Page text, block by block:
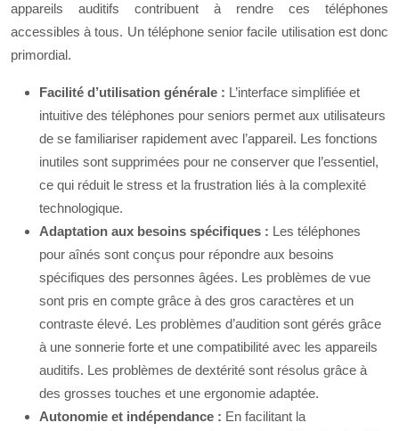
appareils auditifs contribuent à rendre ces téléphones
accessibles à tous. Un téléphone senior facile utilisation est donc
primordial.
Facilité d’utilisation générale : L’interface simplifiée et
intuitive des téléphones pour seniors permet aux utilisateurs
de se familiariser rapidement avec l’appareil. Les fonctions
inutiles sont supprimées pour ne conserver que l’essentiel,
ce qui réduit le stress et la frustration liés à la complexité
technologique.
Adaptation aux besoins spécifiques : Les téléphones
pour aînés sont conçus pour répondre aux besoins
spécifiques des personnes âgées. Les problèmes de vue
sont pris en compte grâce à des gros caractères et un
contraste élevé. Les problèmes d’audition sont gérés grâce
à une sonnerie forte et une compatibilité avec les appareils
auditifs. Les problèmes de dextérité sont résolus grâce à
des grosses touches et une ergonomie adaptée.
Autonomie et indépendance : En facilitant la